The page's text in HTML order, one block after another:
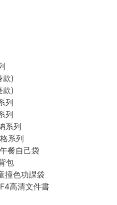
款)
款)
列
列
系列
系列
餐自己袋
包
撞色功課袋
高清文件書